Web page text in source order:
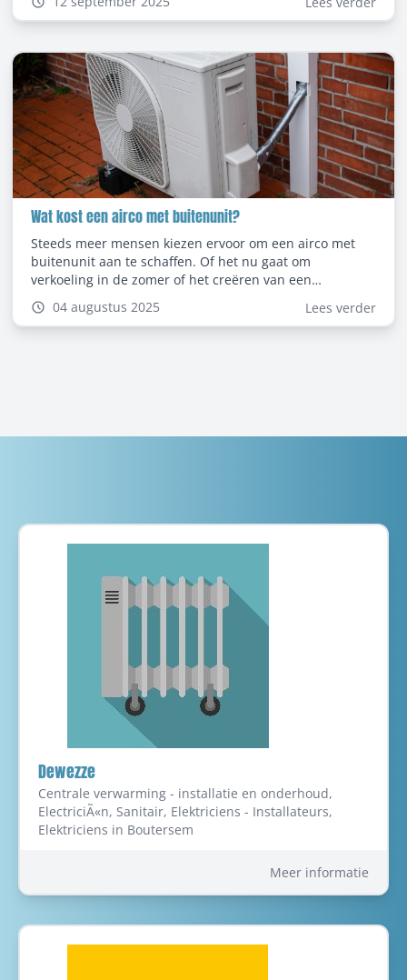
klassieke thermostaat. Maar wat doet zo’n thermostaat
precies, en welke voordelen en nadelen zijn eraan
werking, de mogelijke besparing, en bekende merken
zoals Vaillant, Honeywell en Viessmann.
Wat kost een airco met buitenunit?
Steeds meer mensen kiezen ervoor om een airco met
buitenunit aan te schaffen. Of het nu gaat om
verkoeling in de zomer of het creëren van een
comfortabel binnenklimaat, een airco kan een groot
verschil maken. Maar wat zijn nu eigenlijk de kosten? In
deze blog leggen we uit wat de voordelen en de
04 augustus 2025 Lees verder
Dewezze
Centrale verwarming - installatie en onderhoud,
ElectriciÃ«n, Sanitair, Elektriciens - Installateurs,
Elektriciens in Boutersem
Meer informatie